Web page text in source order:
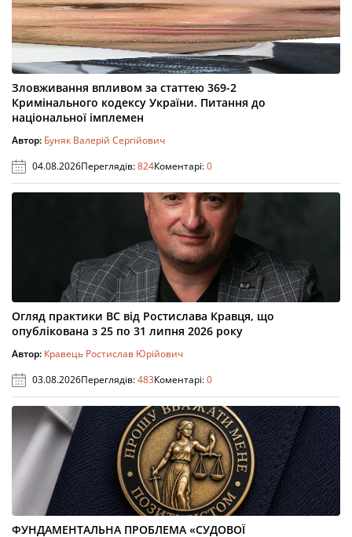
Зловживання впливом за статтею 369-2
Кримінального кодексу України. Питання до
національної імплемен
Автор: Буняк Валерій Сергійович
04.08.2026Переглядів:824Коментарі:0
Огляд практики ВС від Ростислава Кравця, що
опублікована з 25 по 31 липня 2026 року
Автор: Кравець Ростислав Юрійович
03.08.2026Переглядів:483Коментарі:0
ФУНДАМЕНТАЛЬНА ПРОБЛЕМА «СУДОВОЇ